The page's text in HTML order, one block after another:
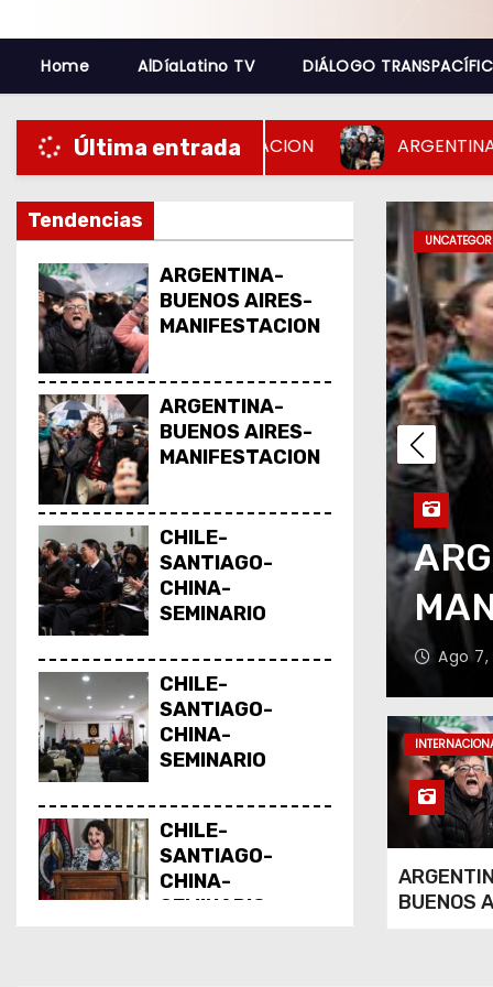
Home AlDíaLatino TV DIÁLOGO
Última entrada
AIRES-MANIFESTACION ARGENTINA-
Tendencias
ARGENTINA-
BUENOS AIRES-
MANIFESTACION
ARGENTINA-
BUENOS AIRES-
MANIFESTACION
CHILE-
SANTIAGO-
CHINA-
SEMINARIO
CHILE-
SANTIAGO-
CHINA-
SEMINARIO
CHILE-
SANTIAGO-
CHINA-
SEMINARIO
AIRES-
Ago 7,
BUENOS